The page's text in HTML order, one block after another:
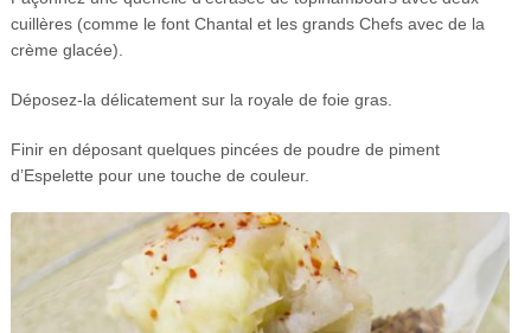
cuillères (comme le font Chantal et les grands Chefs avec de la
crème glacée).
Déposez-la délicatement sur la royale de foie gras.
Finir en déposant quelques pincées de poudre de piment
d’Espelette pour une touche de couleur.